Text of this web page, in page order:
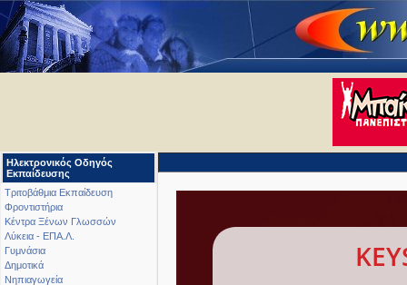
Ηλεκτρονικός Οδηγός
Εκπαίδευσης
Τριτοβάθμια Εκπαίδευση
Φροντιστήρια
Κέντρα Ξένων Γλωσσών
Λύκεια - ΕΠΑ.Λ.
Γυμνάσια
Δημοτικά
Νηπιαγωγεία